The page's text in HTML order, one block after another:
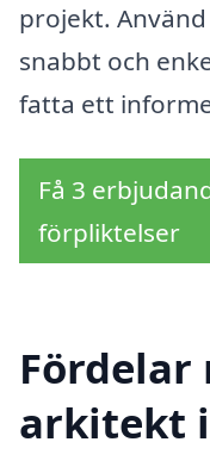
projekt.
snabbt och
fatta ett
Få 3
förpliktelser
arkitekt